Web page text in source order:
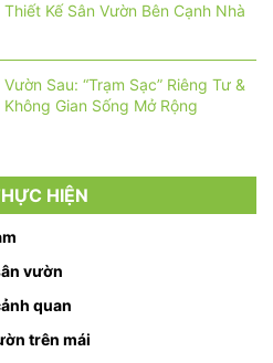
Thiết Kế Sân Vườn Bên Cạnh Nhà
Vườn Sau: “Trạm Sạc” Riêng Tư &
Không Gian Sống Mở Rộng
HIỆN
vườn
quan
trên mái